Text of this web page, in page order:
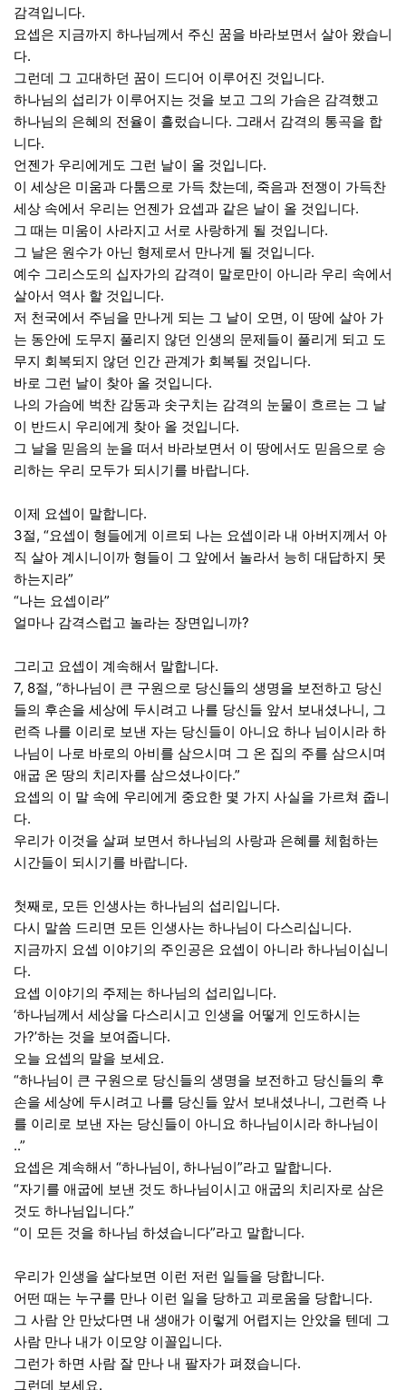
감격입니다.
요셉은 지금까지 하나님께서 주신 꿈을 바라보면서 살아 왔습니
다.
그런데 그 고대하던 꿈이 드디어 이루어진 것입니다.
하나님의 섭리가 이루어지는 것을 보고 그의 가슴은 감격했고
하나님의 은혜의 전율이 흘렀습니다. 그래서 감격의 통곡을 합
니다.
언젠가 우리에게도 그런 날이 올 것입니다.
이 세상은 미움과 다툼으로 가득 찼는데, 죽음과 전쟁이 가득찬
세상 속에서 우리는 언젠가 요셉과 같은 날이 올 것입니다.
그 때는 미움이 사라지고 서로 사랑하게 될 것입니다.
그 날은 원수가 아닌 형제로서 만나게 될 것입니다.
예수 그리스도의 십자가의 감격이 말로만이 아니라 우리 속에서
살아서 역사 할 것입니다.
저 천국에서 주님을 만나게 되는 그 날이 오면, 이 땅에 살아 가
는 동안에 도무지 풀리지 않던 인생의 문제들이 풀리게 되고 도
무지 회복되지 않던 인간 관계가 회복될 것입니다.
바로 그런 날이 찾아 올 것입니다.
나의 가슴에 벅찬 감동과 솟구치는 감격의 눈물이 흐르는 그 날
이 반드시 우리에게 찾아 올 것입니다.
그 날을 믿음의 눈을 떠서 바라보면서 이 땅에서도 믿음으로 승
리하는 우리 모두가 되시기를 바랍니다.
이제 요셉이 말합니다.
3절, “요셉이 형들에게 이르되 나는 요셉이라 내 아버지께서 아
직 살아 계시니이까 형들이 그 앞에서 놀라서 능히 대답하지 못
하는지라”
“나는 요셉이라”
얼마나 감격스럽고 놀라는 장면입니까?
그리고 요셉이 계속해서 말합니다.
7, 8절, “하나님이 큰 구원으로 당신들의 생명을 보전하고 당신
들의 후손을 세상에 두시려고 나를 당신들 앞서 보내셨나니, 그
런즉 나를 이리로 보낸 자는 당신들이 아니요 하나 님이시라 하
나님이 나로 바로의 아비를 삼으시며 그 온 집의 주를 삼으시며
애굽 온 땅의 치리자를 삼으셨나이다.”
요셉의 이 말 속에 우리에게 중요한 몇 가지 사실을 가르쳐 줍니
다.
우리가 이것을 살펴 보면서 하나님의 사랑과 은혜를 체험하는
시간들이 되시기를 바랍니다.
첫째로, 모든 인생사는 하나님의 섭리입니다.
다시 말씀 드리면 모든 인생사는 하나님이 다스리십니다.
지금까지 요셉 이야기의 주인공은 요셉이 아니라 하나님이십니
다.
요셉 이야기의 주제는 하나님의 섭리입니다.
‘하나님께서 세상을 다스리시고 인생을 어떻게 인도하시는
가?’하는 것을 보여줍니다.
오늘 요셉의 말을 보세요.
“하나님이 큰 구원으로 당신들의 생명을 보전하고 당신들의 후
손을 세상에 두시려고 나를 당신들 앞서 보내셨나니, 그런즉 나
를 이리로 보낸 자는 당신들이 아니요 하나님이시라 하나님이
..”
요셉은 계속해서 “하나님이, 하나님이”라고 말합니다.
“자기를 애굽에 보낸 것도 하나님이시고 애굽의 치리자로 삼은
것도 하나님입니다.”
“이 모든 것을 하나님 하셨습니다”라고 말합니다.
우리가 인생을 살다보면 이런 저런 일들을 당합니다.
어떤 때는 누구를 만나 이런 일을 당하고 괴로움을 당합니다.
그 사람 안 만났다면 내 생애가 이렇게 어렵지는 안았을 텐데 그
사람 만나 내가 이모양 이꼴입니다.
그런가 하면 사람 잘 만나 내 팔자가 펴졌습니다.
그런데 보세요.